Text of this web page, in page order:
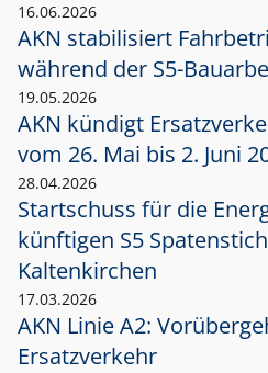
16.06.2026
AKN stabilisiert
während der S5-
19.05.2026
AKN kündigt
vom 26. Mai bis 2. Juni
28.04.2026
Startschuss für die
künftigen S5
Kaltenkirchen
17.03.2026
AKN Linie A2:
Ersatzverkehr